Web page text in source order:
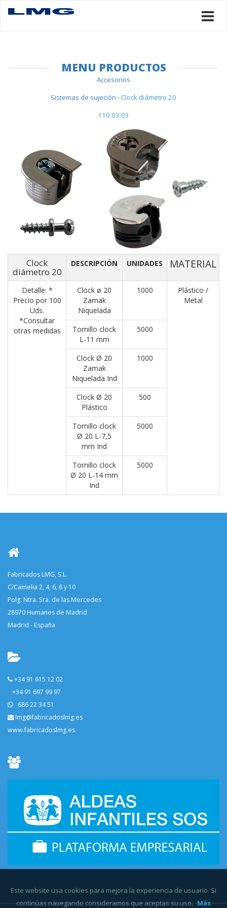
MENU PRODUCTOS
Accesorios
Sistemas de sujeción › Clock diámetro 20
110.03.03
Clock
diámetro 20
DESCRIPCIÓN UNIDADES MATERIAL
Detalle: *
Precio por 100
Uds.
*Consultar
otras medidas
Clock ø 20
Zamak
Niquelada
1000
Plástico /
Metal
Tornillo clock
L-11 mm
5000
Clock Ø 20
Zamak
Niquelada Ind
1000
Clock Ø 20
Plástico
500
Tornillo clock
Ø 20 L-7,5
mm Ind
5000
Tornillo clock
Ø 20 L-14 mm
Ind
5000
Fabricados LMG, S.L.
C/Camelia 2, 4, 6, 8 y 10
Polg. Ntra. Sra. de las Mercedes
28970 Humanes de Madrid
Madrid - España
+34 91 615 12 02
+34 91 697 99 97
686 22 34 51
lmg@fabricadoslmg.es
www.fabricadoslmg.es
Este website usa cookies para mejora la experiencia de usuario. Si
continúas navegando consideramos que aceptas su uso. Más